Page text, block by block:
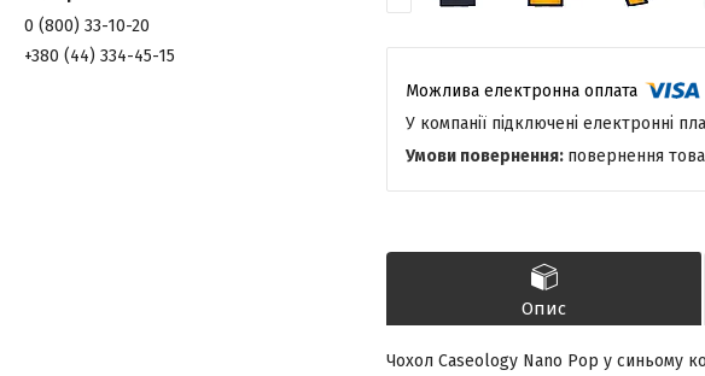
У компанії підключені електронні
повернення
Опис
Чохол Caseology Nano Pop у синьому
0 (800) 33-10-20
+380 (44) 334-45-15